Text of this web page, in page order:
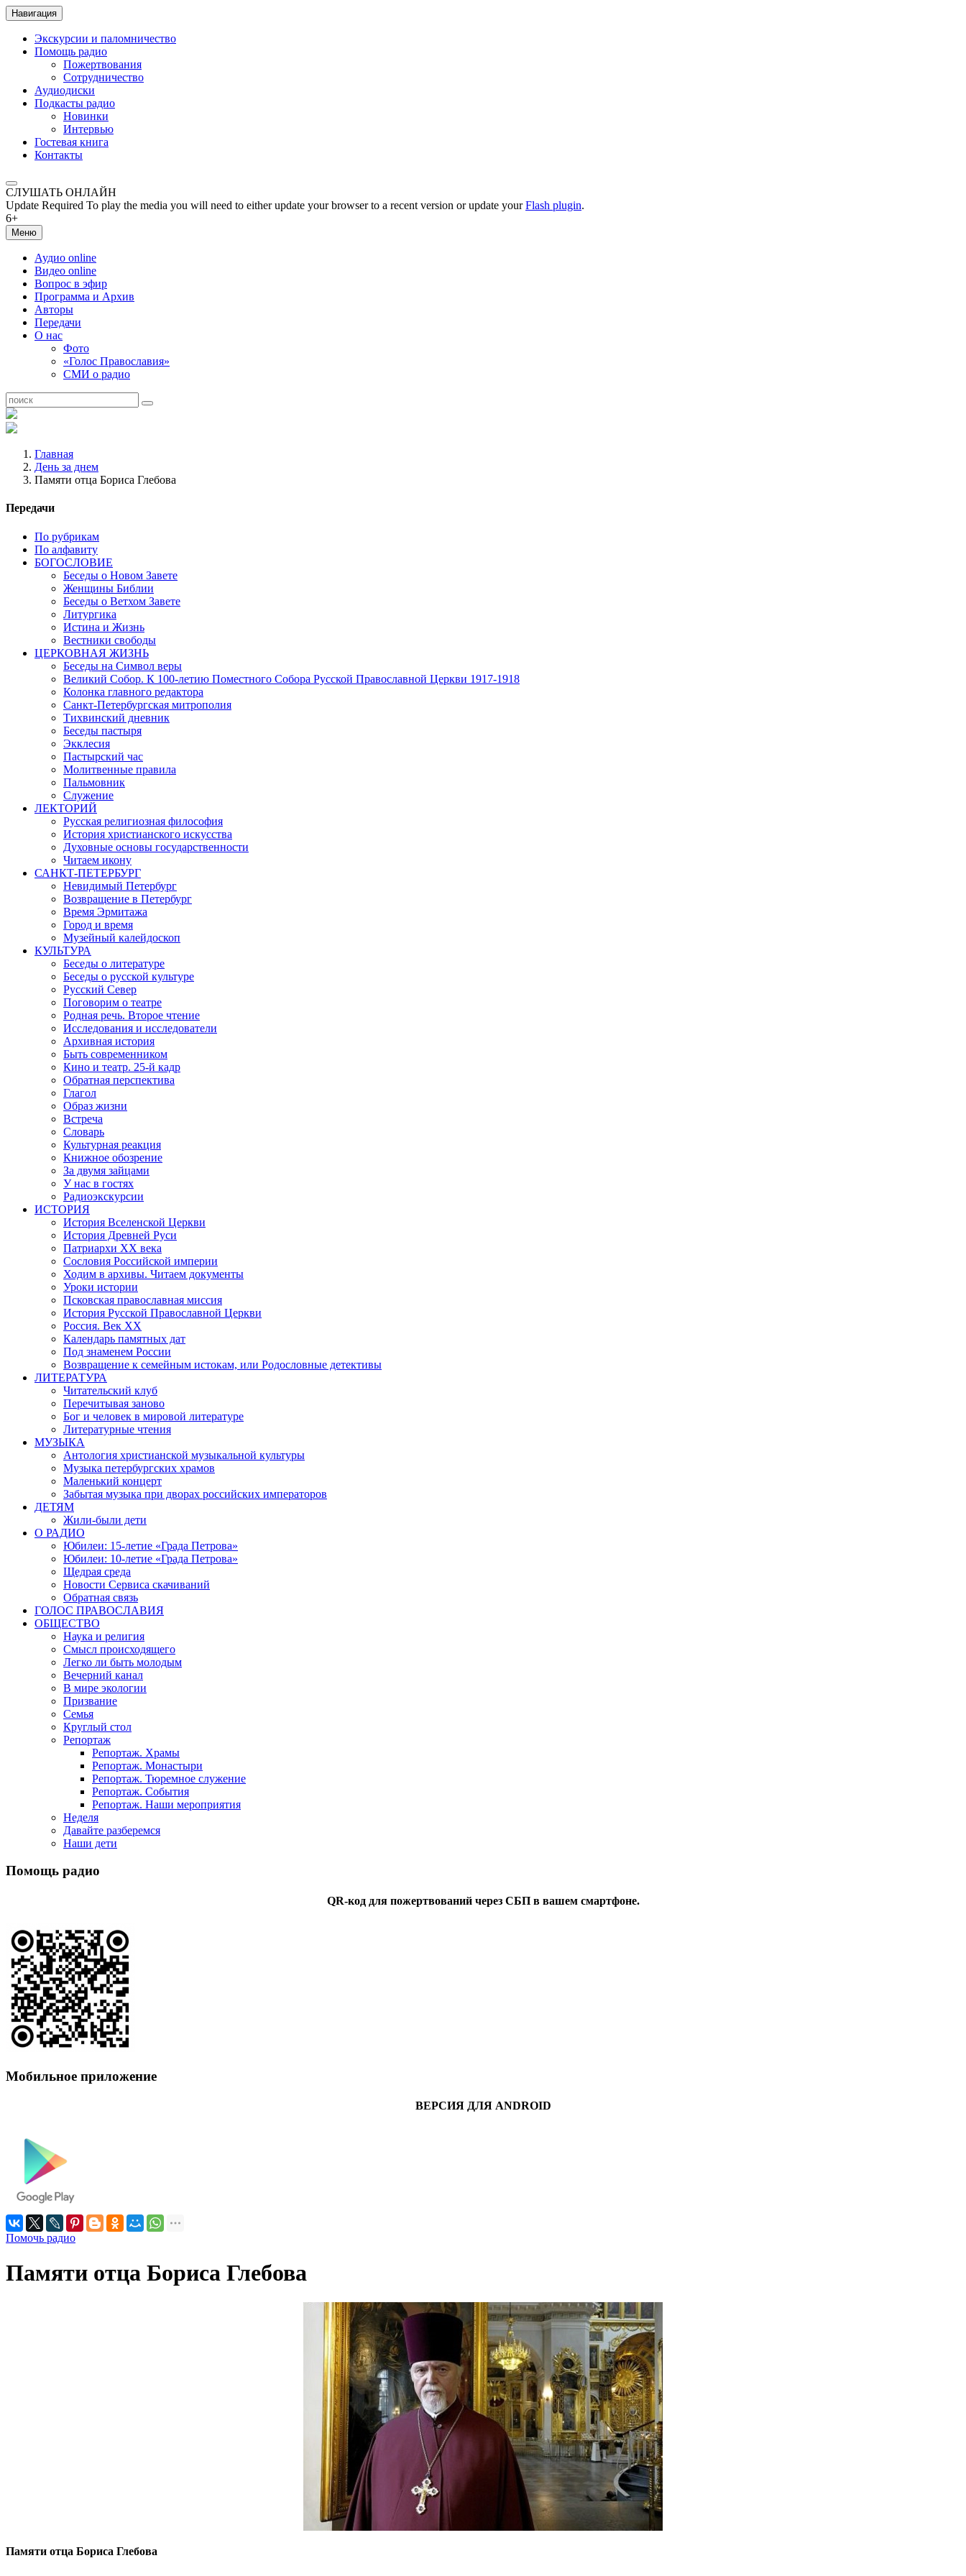
Навигация
Экскурсии и паломничество
Помощь радио
Пожертвования
Сотрудничество
Аудиодиски
Подкасты радио
Новинки
Интервью
Гостевая книга
Контакты
СЛУШАТЬ ОНЛАЙН
Update Required To play the media you will need to either update your browser to a recent version or update yourFlash plugin.
6+
Меню
Аудио online
Видео online
Вопрос в эфир
Программа и Архив
Авторы
Передачи
О нас
Фото
«Голос Православия»
СМИ о радио
Главная
День за днем
Памяти отца Бориса Глебова
Передачи
По рубрикам
По алфавиту
БОГОСЛОВИЕ
Беседы о Новом Завете
Женщины Библии
Беседы о Ветхом Завете
Литургика
Истина и Жизнь
Вестники свободы
ЦЕРКОВНАЯ ЖИЗНЬ
Беседы на Символ веры
Великий Собор. К 100-летию Поместного Собора Русской Православной Церкви 1917-1918
Колонка главного редактора
Санкт-Петербургская митрополия
Тихвинский дневник
Беседы пастыря
Экклесия
Пастырский час
Молитвенные правила
Пальмовник
Служение
ЛЕКТОРИЙ
Русская религиозная философия
История христианского искусства
Духовные основы государственности
Читаем икону
САНКТ-ПЕТЕРБУРГ
Невидимый Петербург
Возвращение в Петербург
Время Эрмитажа
Город и время
Музейный калейдоскоп
КУЛЬТУРА
Беседы о литературе
Беседы о русской культуре
Русский Север
Поговорим о театре
Родная речь. Второе чтение
Исследования и исследователи
Архивная история
Быть современником
Кино и театр. 25-й кадр
Обратная перспектива
Глагол
Образ жизни
Встреча
Словарь
Культурная реакция
Книжное обозрение
За двумя зайцами
У нас в гостях
Радиоэкскурсии
ИСТОРИЯ
История Вселенской Церкви
История Древней Руси
Патриархи XX века
Сословия Российской империи
Ходим в архивы. Читаем документы
Уроки истории
Псковская православная миссия
История Русской Православной Церкви
Россия. Век ХХ
Календарь памятных дат
Под знаменем России
Возвращение к семейным истокам, или Родословные детективы
ЛИТЕРАТУРА
Читательский клуб
Перечитывая заново
Бог и человек в мировой литературе
Литературные чтения
МУЗЫКА
Антология христианской музыкальной культуры
Музыка петербургских храмов
Маленький концерт
Забытая музыка при дворах российских императоров
ДЕТЯМ
Жили-были дети
О РАДИО
Юбилеи: 15-летие «Града Петрова»
Юбилеи: 10-летие «Града Петрова»
Щедрая среда
Новости Сервиса скачиваний
Обратная связь
ГОЛОС ПРАВОСЛАВИЯ
ОБЩЕСТВО
Наука и религия
Смысл происходящего
Легко ли быть молодым
Вечерний канал
В мире экологии
Призвание
Семья
Круглый стол
Репортаж
Репортаж. Храмы
Репортаж. Монастыри
Репортаж. Тюремное служение
Репортаж. События
Репортаж. Наши мероприятия
Неделя
Давайте разберемся
Наши дети
Помощь радио
QR-код для пожертвований через СБП в вашем смартфоне.
Мобильное приложение
ВЕРСИЯ ДЛЯ ANDROID
Помочь радио
Памяти отца Бориса Глебова
Памяти отца Бориса Глебова